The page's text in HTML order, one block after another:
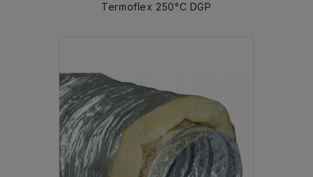
Termoflex 250°C DGP